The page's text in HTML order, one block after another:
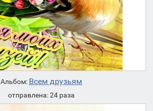
Альбом: Всем друзьям
отправлена: 24 раза